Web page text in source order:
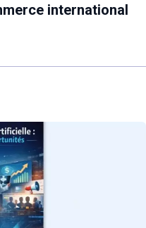
international